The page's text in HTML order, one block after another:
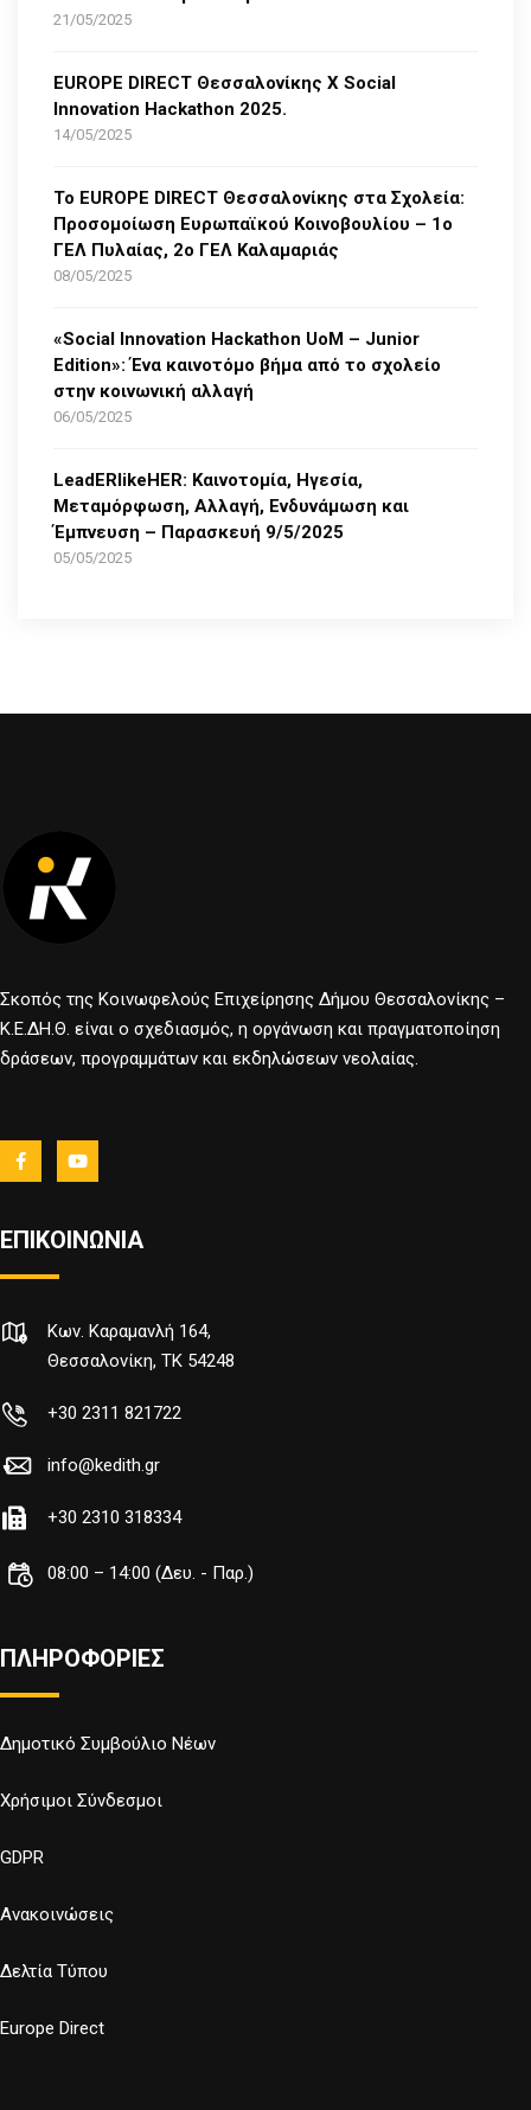
21/05/2025
EUROPE DIRECT Θεσσαλονίκης Χ Social
Innovation Hackathon 2025.
14/05/2025
Το EUROPE DIRECT Θεσσαλονίκης στα Σχολεία:
Προσομοίωση Ευρωπαϊκού Κοινοβουλίου – 1ο
ΓΕΛ Πυλαίας, 2ο ΓΕΛ Καλαμαριάς
08/05/2025
«Social Innovation Hackathon UoM – Junior
Edition»: Ένα καινοτόμο βήμα από το σχολείο
στην κοινωνική αλλαγή
06/05/2025
LeadERlikeHER: Καινοτομία, Ηγεσία,
Μεταμόρφωση, Αλλαγή, Ενδυνάμωση και
Έμπνευση – Παρασκευή 9/5/2025
05/05/2025
Σκοπός της Κοινωφελούς Επιχείρησης Δήμου Θεσσαλονίκης –
Κ.Ε.ΔΗ.Θ. είναι ο σχεδιασμός, η οργάνωση και πραγματοποίηση
δράσεων, προγραμμάτων και εκδηλώσεων νεολαίας.
ΕΠΙΚΟΙΝΩΝΙΑ
Κων. Καραμανλή 164,
Θεσσαλονίκη, TK 54248
+30 2311 821722
info@kedith.gr
+30 2310 318334
08:00 – 14:00 (Δευ. - Παρ.)
ΠΛΗΡΟΦΟΡΙΕΣ
Δημοτικό Συμβούλιο Νέων
Χρήσιμοι Σύνδεσμοι
GDPR
Ανακοινώσεις
Δελτία Τύπου
Europe Direct